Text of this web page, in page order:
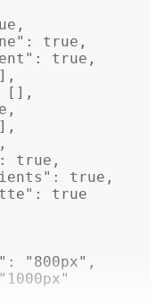
,
: true ,
: true ,
[],
,
,
: true ,
: true ,
: true
: "800px" ,
"1000px"